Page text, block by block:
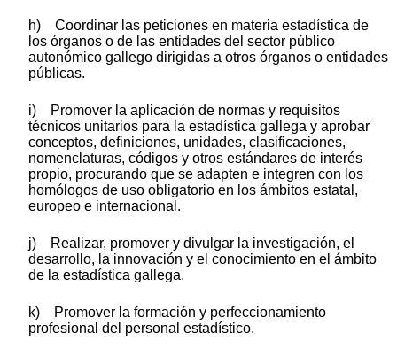
h) Coordinar las peticiones en materia estadística de
los órganos o de las entidades del sector público
autonómico gallego dirigidas a otros órganos o entidades
públicas.
i) Promover la aplicación de normas y requisitos
técnicos unitarios para la estadística gallega y aprobar
conceptos, definiciones, unidades, clasificaciones,
nomenclaturas, códigos y otros estándares de interés
propio, procurando que se adapten e integren con los
homólogos de uso obligatorio en los ámbitos estatal,
europeo e internacional.
j) Realizar, promover y divulgar la investigación, el
desarrollo, la innovación y el conocimiento en el ámbito
de la estadística gallega.
k) Promover la formación y perfeccionamiento
profesional del personal estadístico.